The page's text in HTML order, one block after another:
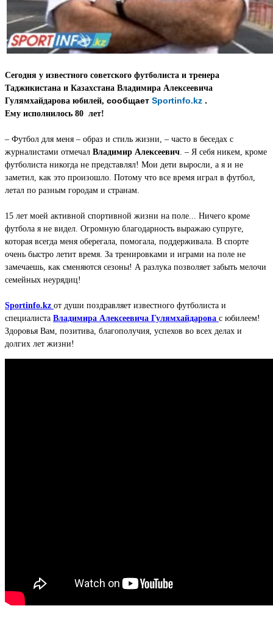
Сегодня у известного советского футболиста и тренера
Таджикистана и Казахстана Владимира Алексеевича
Гулямхайдарова юбилей, сообщает Sportinfo.kz .
Ему исполнилось 80 лет!
– Футбол для меня – образ и стиль жизни, – часто в беседах с
журналистами отмечал Владимир Алексеевич . – Я себя никем, кроме
футболиста никогда не представлял! Мои дети выросли, а я и не
заметил, как это произошло. Потому что все время играл в футбол,
летал по разным городам и странам.
15 лет моей активной спортивной жизни на поле... Ничего кроме
футбола я не видел. Огромную благодарность выражаю супруге,
которая всегда меня оберегала, помогала, поддерживала. В спорте
очень быстро летит время. За тренировками и играми на поле не
замечаешь, как сменяются сезоны! А разлука позволяет забыть мелочи
семейных неурядиц!
Sportinfo.kz от души поздравляет известного футболиста и
специалиста Владимира Алексеевича Гулямхайдарова с юбилеем!
Здоровья Вам, позитива, благополучия, успехов во всех делах и
долгих лет жизни!